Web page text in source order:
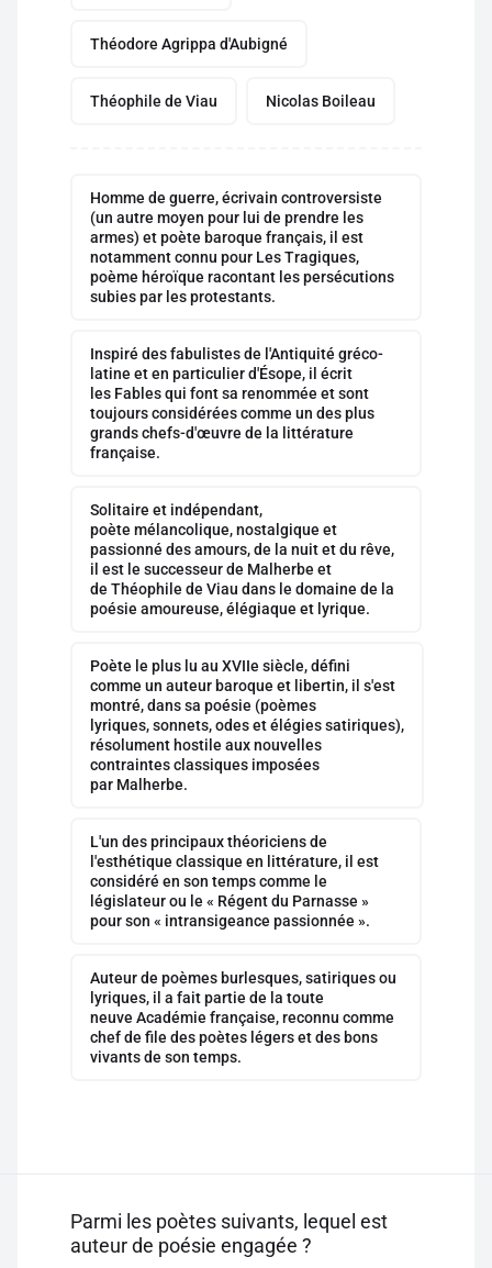
Théodore Agrippa d'Aubigné
Théophile de Viau Nicolas Boileau
Homme de guerre, écrivain controversiste
(un autre moyen pour lui de prendre les
armes) et poète baroque français, il est
notamment connu pour Les Tragiques,
poème héroïque racontant les persécutions
subies par les protestants.
Inspiré des fabulistes de l'Antiquité gréco-
latine et en particulier d'Ésope, il écrit
les Fables qui font sa renommée et sont
toujours considérées comme un des plus
grands chefs-d'œuvre de la littérature
française.
Solitaire et indépendant,
poète mélancolique, nostalgique et
passionné des amours, de la nuit et du rêve,
il est le successeur de Malherbe et
de Théophile de Viau dans le domaine de la
poésie amoureuse, élégiaque et lyrique.
Poète le plus lu au XVIIe siècle, défini
comme un auteur baroque et libertin, il s'est
montré, dans sa poésie (poèmes
lyriques, sonnets, odes et élégies satiriques),
résolument hostile aux nouvelles
contraintes classiques imposées
par Malherbe.
L'un des principaux théoriciens de
l'esthétique classique en littérature, il est
considéré en son temps comme le
législateur ou le « Régent du Parnasse »
pour son « intransigeance passionnée ».
Auteur de poèmes burlesques, satiriques ou
lyriques, il a fait partie de la toute
neuve Académie française, reconnu comme
chef de file des poètes légers et des bons
vivants de son temps.
Parmi les poètes suivants, lequel est
auteur de poésie engagée ?